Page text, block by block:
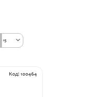
15
Код: 100464